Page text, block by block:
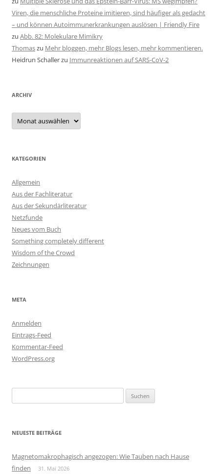
Viren, die menschliche Proteine imitieren, sind häufiger als gedacht
– und können Autoimmunerkrankungen auslösen | Friendly Fire
zu Abb. 82: Molekulare Mimikry
Thomaszu Mehr bloggen, mehr Blogs lesen, mehr kommentieren.
Heidrun Schallerzu Immunreaktionen auf SARS-CoV-2
ARCHIV
Archiv
KATEGORIEN
Allgemein
Aus der Fachliteratur
Aus der Sekundärliteratur
Netzfunde
Neues vom Buch
Something completely different
Wisdom of the Crowd
Zeichnungen
META
Anmelden
Eintrags-Feed
Kommentar-Feed
WordPress.org
nach:
NEUESTE BEITRÄGE
Magnetomakrophagisch angezogen: Wie Tauben nach Hause
finden
31. Mai 2026